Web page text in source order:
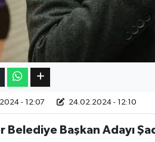
- 12:07 24.02.2024 - 12:10
Belediye Başkan Adayı